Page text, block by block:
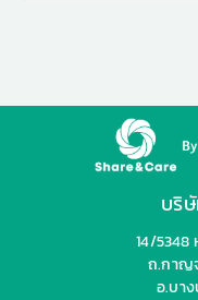
บริ
14/5348
ถ.กาญ
อ.บาง